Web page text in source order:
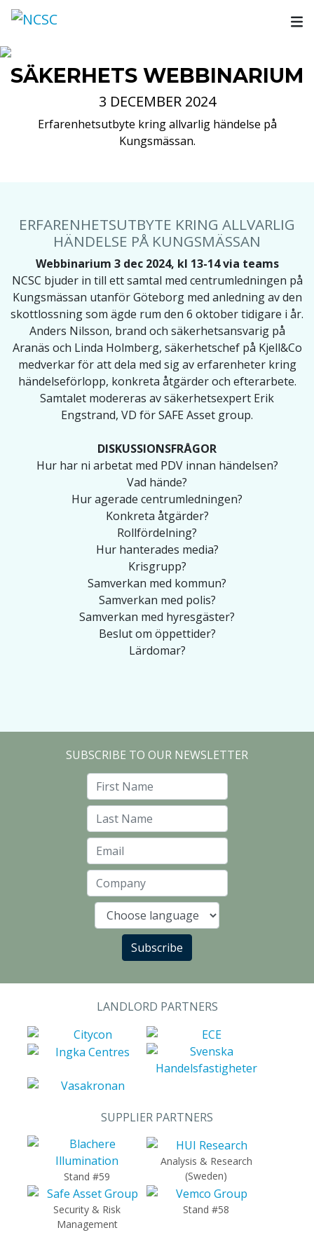
Skip
SÄKERHETS WEBBINARIUM
3 DECEMBER 2024
Erfarenhetsutbyte kring allvarlig händelse på
Kungsmässan.
ERFARENHETSUTBYTE KRING ALLVARLIG
HÄNDELSE PÅ KUNGSMÄSSAN
Webbinarium 3 dec 2024, kl 13-14 via teams
NCSC bjuder in till ett samtal med centrumledningen på
Kungsmässan utanför Göteborg med anledning av den
skottlossning som ägde rum den 6 oktober tidigare i år.
Anders Nilsson, brand och säkerhetsansvarig på
Aranäs och Linda Holmberg, säkerhetschef på Kjell&Co
medverkar för att dela med sig av erfarenheter kring
händelseförlopp, konkreta åtgärder och efterarbete.
Samtalet modereras av säkerhetsexpert Erik
Engstrand, VD för SAFE Asset group.
DISKUSSIONSFRÅGOR
Hur har ni arbetat med PDV innan händelsen?
Vad hände?
Hur agerade centrumledningen?
Konkreta åtgärder?
Rollfördelning?
Hur hanterades media?
Krisgrupp?
Samverkan med kommun?
Samverkan med polis?
Samverkan med hyresgäster?
Beslut om öppettider?
Lärdomar?
SUBSCRIBE TO OUR NEWSLETTER
Language
Subscribe
LANDLORD PARTNERS
SUPPLIER PARTNERS
Stand #59
Analysis & Research
(Sweden)
Security & Risk
Management
Stand #58